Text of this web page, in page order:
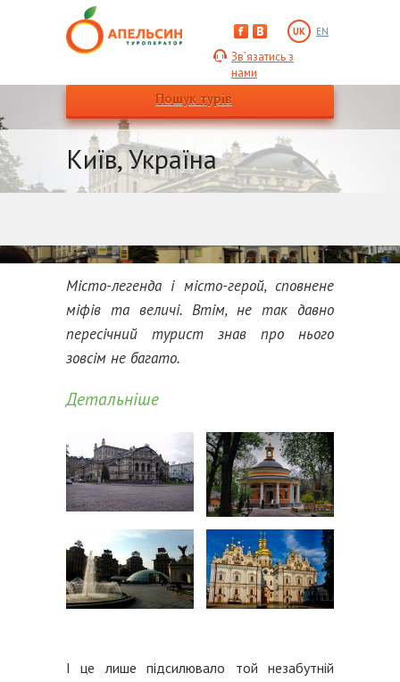
Зв’язатись з
нами
UK EN
Пошук турів
Київ, Україна
Місто-легенда і місто-герой, сповнене
міфів та величі. Втім, не так давно
пересічний турист знав про нього
зовсім не багато.
Детальніше
І це лише підсилювало той незабутній